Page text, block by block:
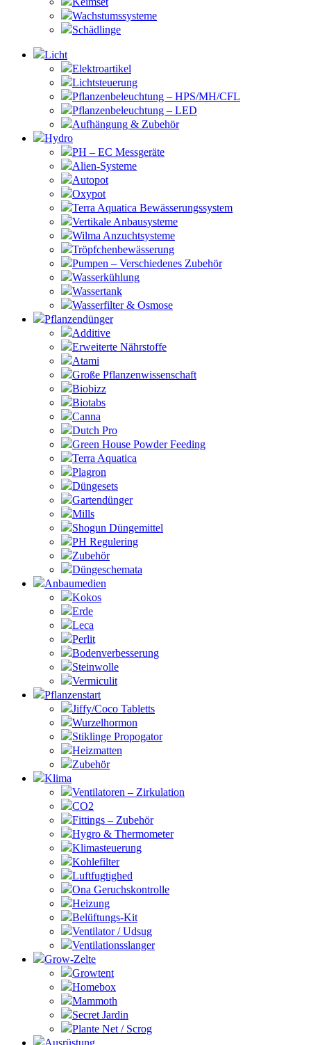
Wachstumssysteme
Schädlinge
Licht
Elektroartikel
Lichtsteuerung
Pflanzenbeleuchtung – HPS/MH/CFL
Pflanzenbeleuchtung – LED
Aufhängung & Zubehör
Hydro
PH – EC Messgeräte
Alien-Systeme
Autopot
Oxypot
Terra Aquatica Bewässerungssystem
Vertikale Anbausysteme
Wilma Anzuchtsysteme
Tröpfchenbewässerung
Pumpen – Verschiedenes Zubehör
Wasserkühlung
Wassertank
Wasserfilter & Osmose
Pflanzendünger
Additive
Erweiterte Nährstoffe
Atami
Große Pflanzenwissenschaft
Biobizz
Biotabs
Canna
Dutch Pro
Green House Powder Feeding
Terra Aquatica
Plagron
Düngesets
Gartendünger
Mills
Shogun Düngemittel
PH Regulering
Zubehör
Düngeschemata
Anbaumedien
Kokos
Erde
Leca
Perlit
Bodenverbesserung
Steinwolle
Vermiculit
Pflanzenstart
Jiffy/Coco Tabletts
Wurzelhormon
Stiklinge Propogator
Heizmatten
Zubehör
Klima
Ventilatoren – Zirkulation
CO2
Fittings – Zubehör
Hygro & Thermometer
Klimasteuerung
Kohlefilter
Luftfugtighed
Ona Geruchskontrolle
Heizung
Belüftungs-Kit
Ventilator / Udsug
Ventilationsslanger
Grow-Zelte
Growtent
Homebox
Mammoth
Secret Jardin
Plante Net / Scrog
Ausrüstung